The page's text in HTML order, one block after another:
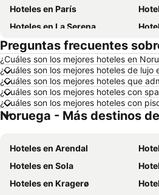
Hoteles en París
Hoteles en La Serena
Hoteles en Miami Beach
Hoteles en Temuco
Hoteles en Las Vegas
Hoteles en Búzios
Hoteles en Brasil
Hoteles en Chiloé
Hoteles en Chile
Hoteles en Asunción
Preguntas frecuentes
¿Cuáles son los mejores hoteles en
¿Cuáles son los mejores hoteles de lujo
¿Cuáles son los mejores hoteles que
¿Cuáles son los mejores hoteles con
¿Cuáles son los mejores hoteles con
Noruega - Más destinos
Hoteles en Arendal
Hoteles en Sola
Hoteles en Kragerø